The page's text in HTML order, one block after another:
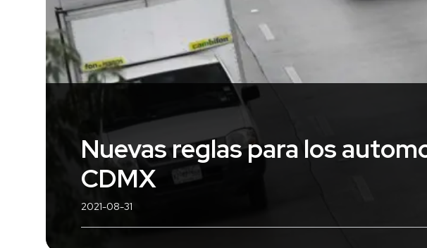
Nuevas reglas para los
CDMX
2021-08-31